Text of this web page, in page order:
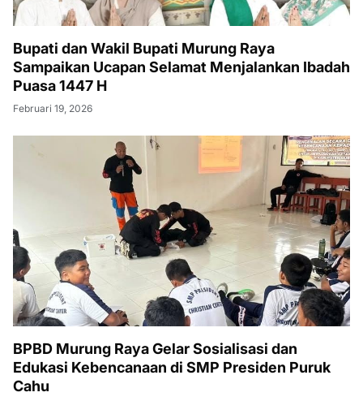
Bupati dan Wakil Bupati Murung Raya
Sampaikan Ucapan Selamat Menjalankan Ibadah
Puasa 1447 H
Februari 19, 2026
BPBD Murung Raya Gelar Sosialisasi dan
Edukasi Kebencanaan di SMP Presiden Puruk
Cahu